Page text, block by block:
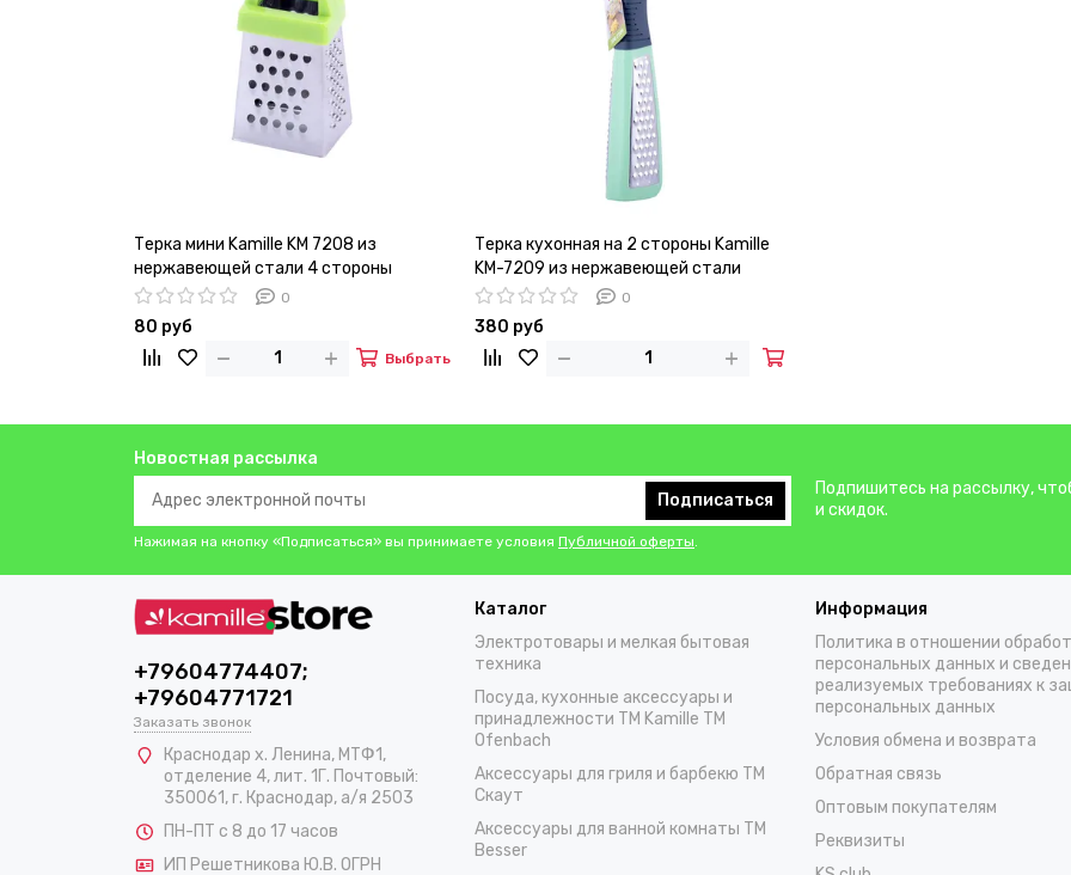
Терка мини Kamille KM 7208 из
нержавеющей стали 4 стороны
0
80 руб
Выбрать
Терка кухонная на 2 стороны Kamille
KM-7209 из нержавеющей стали
0
380 руб
Новостная рассылка
Подписаться
Нажимая на кнопку «Подписаться» вы принимаете условия Публичной оферты
Подпишитесь на рассылку,
и скидок.
+79604774407;
+79604771721
Заказать звонок
Краснодар х. Ленина, МТФ1,
отделение 4, лит. 1Г. Почтовый:
350061, г. Краснодар, а/я 2503
ПН-ПТ с 8 до 17 часов
ИП Решетникова Ю.В. ОГРН
Каталог
Электротовары и мелкая бытовая
техника
Посуда, кухонные аксессуары и
принадлежности TM Kamille TM
Ofenbach
Аксессуары для гриля и барбекю TM
Скаут
Аксессуары для ванной комнаты TM
Besser
Информация
Политика в отношении
персональных данных и
реализуемых требованиях к
персональных данных
Условия обмена и возврата
Обратная связь
Оптовым покупателям
Реквизиты